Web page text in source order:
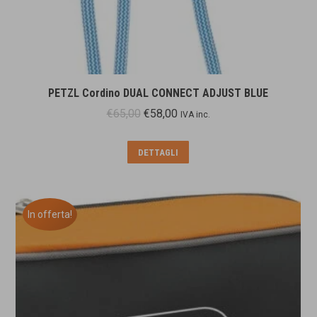
PETZL Cordino DUAL CONNECT ADJUST BLUE
€65,00 Il
originale
era:
€58,00Il
attuale
è:
IVA inc.
DETTAGLI
In offerta!